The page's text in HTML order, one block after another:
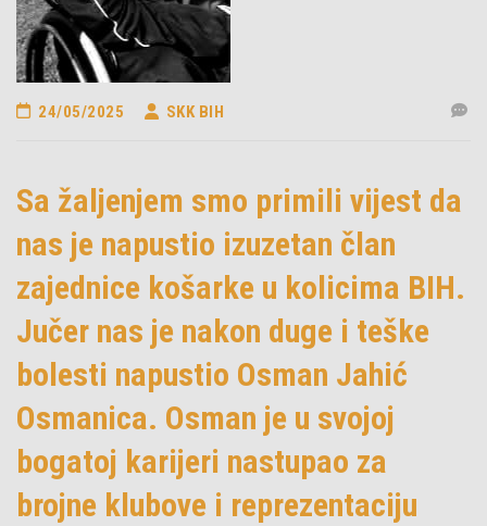
24/05/2025 SKK BIH
Sa žaljenjem smo primili vijest da
nas je napustio izuzetan član
zajednice košarke u kolicima BIH.
Jučer nas je nakon duge i teške
bolesti napustio Osman Jahić
Osmanica. Osman je u svojoj
bogatoj karijeri nastupao za
brojne klubove i reprezentaciju